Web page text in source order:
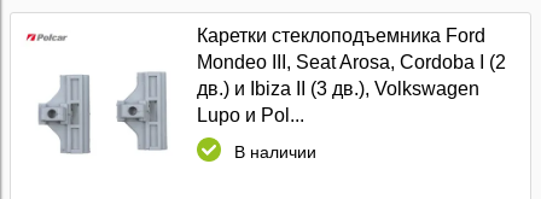
Каретки стеклоподъемника Ford
Mondeo III, Seat Arosa, Cordoba I (2
дв.) и Ibiza II (3 дв.), Volkswagen
Lupo и Pol...
В наличии